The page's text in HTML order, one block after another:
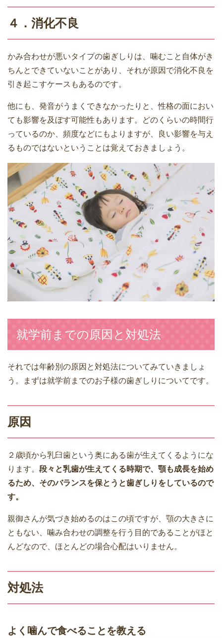
４．消化不良
かみ合わせが悪いタイプの歯ぎしりは、噛むこと自体がき
ちんとできていないことがあり、それが原因で消化不良を
引き起こすケースもあるのです。
他にも、発音がうまくできなかったりと、性格の面におい
ても影響を及ぼす可能性もあります。どのくらいの時間行
っているのか、頻度などにもよりますが、良い影響を与え
るものではないということは覚えておきましょう。
就学前までの原因と対処法
それでは年齢別の原因と対処法についてみていきましょ
う。まずは就学前までのお子様の歯ぎしりについてです。
原因
２歳頃から乳臼歯という奥にある歯が生えてくるようにな
ります。 段々と乳歯が生えてくる時期で、顎も成長を始め
るため、そのバランスを保とうと歯ぎしりをしているので
す。
親御さんが気づき始めるのはこの頃ですが、顎の大きさに
ともない、噛み合わせの調整を行う目的であることがほと
んどなので、ほとんどの場合心配はいりません。
対処法
よく噛んで食べることを教える